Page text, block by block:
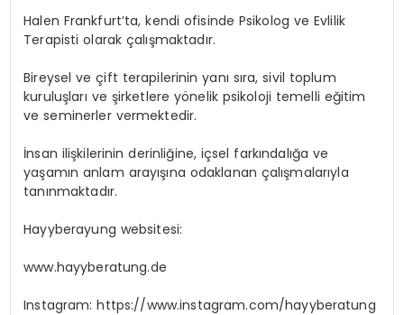
Halen Frankfurt’ta, kendi ofisinde Psikolog ve Evlilik
Terapisti olarak çalışmaktadır.
Bireysel ve çift terapilerinin yanı sıra, sivil toplum
kuruluşları ve şirketlere yönelik psikoloji temelli eğitim
ve seminerler vermektedir.
İnsan ilişkilerinin derinliğine, içsel farkındalığa ve
yaşamın anlam arayışına odaklanan çalışmalarıyla
tanınmaktadır.
Hayyberayung websitesi:
www.hayyberatung.de
Instagram: https://www.instagram.com/hayyberatung